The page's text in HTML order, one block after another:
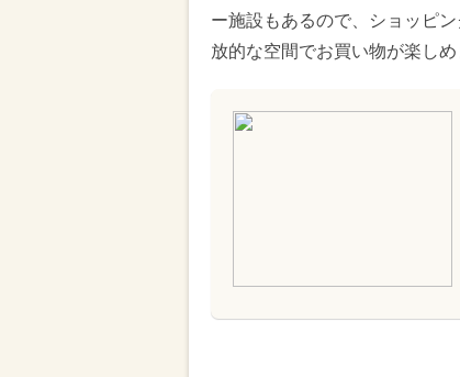
ー施設もあるので、ショッピ
放的な空間でお買い物が楽しめ